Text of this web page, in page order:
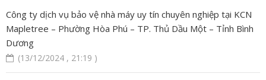
Công ty dịch vụ bảo vệ nhà máy uy tín chuyên nghiệp tại KCN
Mapletree – Phường Hòa Phú – TP. Thủ Dầu Một – Tỉnh Bình
Dương
(13/12/2024 , 21:19 )